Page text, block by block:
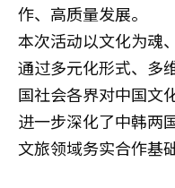
作、高质量发展。
本次活动以文化为魂
通过多元化形式、多
国社会各界对中国文
进一步深化了中韩两
文旅领域务实合作基础